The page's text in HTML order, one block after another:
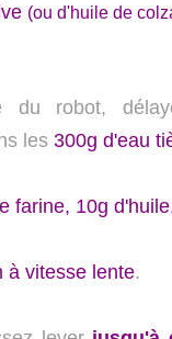
(ou d'huile de
du robot,
les300g d'eau
farine, 10g
à vitesse lente.